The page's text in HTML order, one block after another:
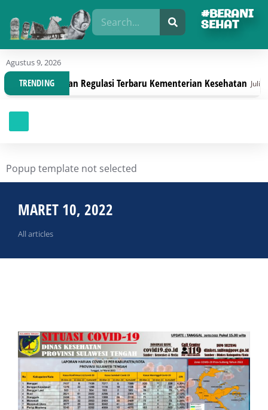
#BERANI
SEHAT
Agustus 9, 2026
TRENDINGDengan Regulasi Terbaru Kementerian Kesehatan Juli 30,
Popup template not selected
MARET 10, 2022
All articles